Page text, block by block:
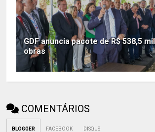
GDF anuncia pacote de R$ 538,5
obras
COMENTÁRIOS
BLOGGER FACEBOOK DISQUS